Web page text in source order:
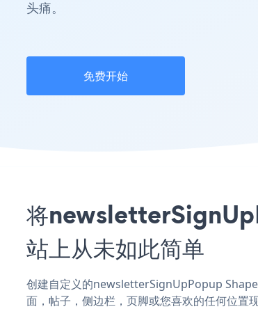
头痛。
免费开始
将
站上从未如此简单
创建自定义的newsletterSignUpPopup
面，帖子，侧边栏，页脚或您喜欢的任何位置现